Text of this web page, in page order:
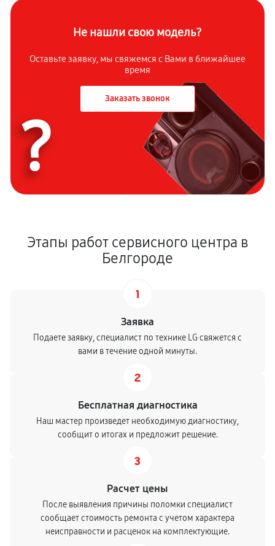
Не нашли свою модель?
Оставьте заявку, мы свяжемся с Вами в ближайшее
время
Заказать звонок
?
Этапы работ сервисного центра в
Белгороде
1
Заявка
Подаете заявку, специалист по технике LG свяжется с
вами в течение одной минуты.
2
Бесплатная диагностика
Наш мастер произведет необходимую диагностику,
сообщит о итогах и предложит решение.
3
Расчет цены
После выявления причины поломки специалист
сообщает стоимость ремонта с учетом характера
неисправности и расценок на комплектующие.